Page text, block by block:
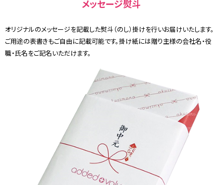
メッセージ熨斗
オリジナルのメッセージを記載した熨斗（のし）掛けを行いお届けいたします。
ご用途の表書きもご自由に記載可能です。掛け紙には贈り主様の会社名・役
職・氏名をご記名いただけます。